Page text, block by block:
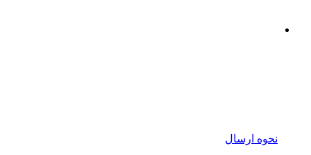
نحوه ارسال